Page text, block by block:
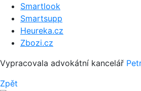
Smartlook
Smartsupp
Heureka.cz
Zbozi.cz
Vypracovala advokátní kancelář
Zpět